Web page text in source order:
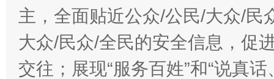
主，全面贴近公众/公民/大众/民
大众/民众/全民的安全信息，促
交往；展现“服务百姓”和“说真